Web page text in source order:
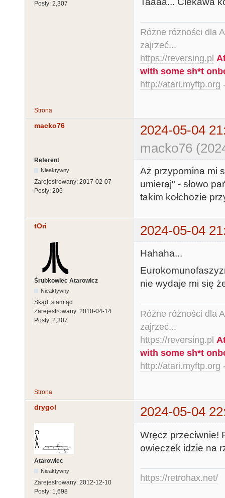
Posty: 2,307
Różne różności dla
zajrzeć...
https://reversing.pl
with some sh*t
http://atari.myftp.org
Strona
macko76
2024-05-04
macko76
Referent
Nieaktywny
Zarejestrowany: 2017-02-07
Posty: 206
Aż przypomina mi
umieraj" - słowo
takim kołchozie
tOri 2024-05-04
Śrubkowiec Atarowicz
Nieaktywny
Skąd: stamtąd
Zarejestrowany: 2010-04-14
Posty: 2,307
Hahaha...
nie wydaje mi się
Różne różności dla
zajrzeć...
https://reversing.pl
with some sh*t
http://atari.myftp.org
Strona
drygol 2024-05-04
Atarowiec
Nieaktywny
Zarejestrowany: 2012-12-10
Posty: 1,698
Wręcz przeciwnie!
owieczek idzie na
https://retrohax.net/